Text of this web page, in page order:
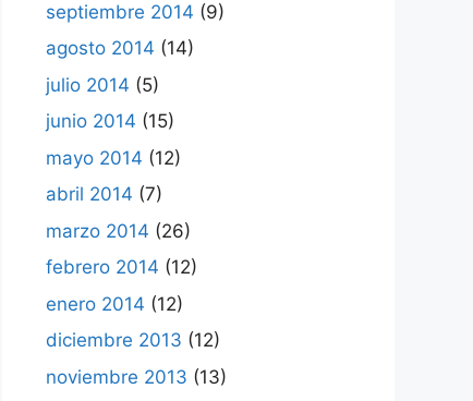
septiembre 2014 (9)
agosto 2014 (14)
julio 2014 (5)
junio 2014 (15)
mayo 2014 (12)
abril 2014 (7)
marzo 2014 (26)
febrero 2014 (12)
enero 2014 (12)
diciembre 2013 (12)
noviembre 2013 (13)